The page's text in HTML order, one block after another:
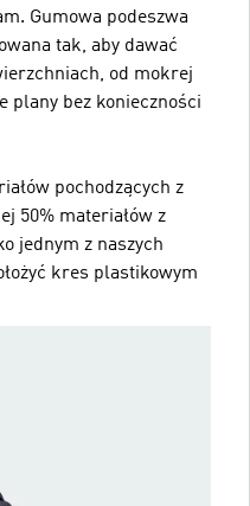
Gumowa podeszwa
tak, aby dawać
od mokrej
plany bez konieczności
pochodzących z
50% materiałów z
jednym z naszych
kres plastikowym